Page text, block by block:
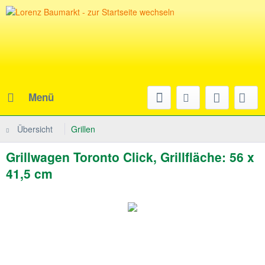
Menü
Übersicht Grillen
Grillwagen Toronto Click, Grillfläche: 56 x
41,5 cm